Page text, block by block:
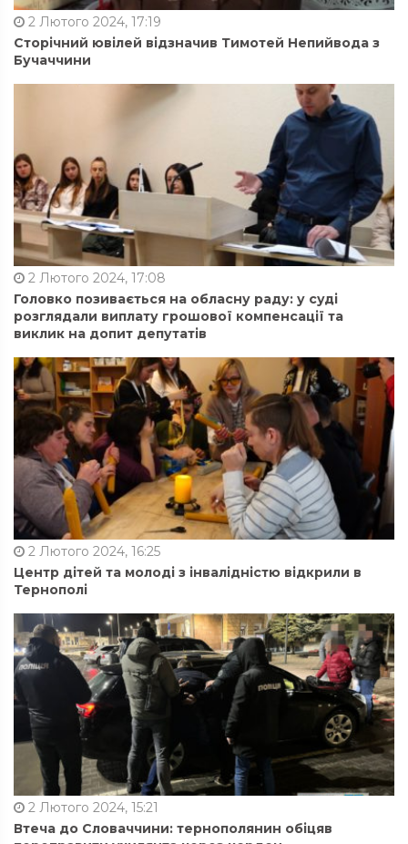
2 Лютого 2024, 17:19
Сторічний ювілей відзначив Тимотей Непийвода з
Бучаччини
2 Лютого 2024, 17:08
Головко позивається на обласну раду: у суді
розглядали виплату грошової компенсації та
виклик на допит депутатів
2 Лютого 2024, 16:25
Центр дітей та молоді з інвалідністю відкрили в
Тернополі
2 Лютого 2024, 15:21
Втеча до Словаччини: тернополянин обіцяв